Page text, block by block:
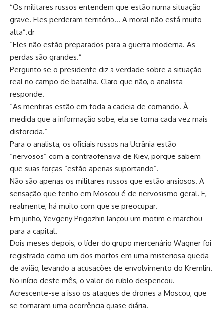
“Os militares russos entendem que estão numa situação
grave. Eles perderam território… A moral não está muito
alta”.dr
“Eles não estão preparados para a guerra moderna. As
perdas são grandes.”
Pergunto se o presidente diz a verdade sobre a situação
real no campo de batalha. Claro que não, o analista
responde.
“As mentiras estão em toda a cadeia de comando. À
medida que a informação sobe, ela se torna cada vez mais
distorcida.”
Para o analista, os oficiais russos na Ucrânia estão
“nervosos” com a contraofensiva de Kiev, porque sabem
que suas forças “estão apenas suportando”.
Não são apenas os militares russos que estão ansiosos. A
sensação que tenho em Moscou é de nervosismo geral. E,
realmente, há muito com que se preocupar.
Em junho, Yevgeny Prigozhin lançou um motim e marchou
para a capital.
Dois meses depois, o líder do grupo mercenário Wagner foi
registrado como um dos mortos em uma misteriosa queda
de avião, levando a acusações de envolvimento do Kremlin.
No início deste mês, o valor do rublo despencou.
Acrescente-se a isso os ataques de drones a Moscou, que
se tornaram uma ocorrência quase diária.